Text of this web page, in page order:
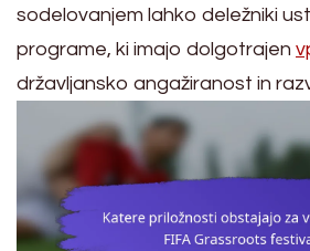
sodelovanjem lahko deležniki
programe, ki imajo dolgotrajen
državljansko angažiranost in